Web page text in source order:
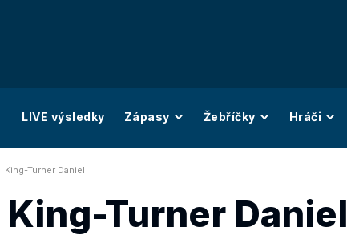
LIVE výsledky Zápasy Žebříčky Hráči
King-Turner Daniel
King-Turner Daniel